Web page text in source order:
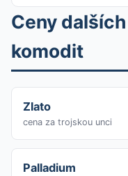
Ceny dalších
komodit
Zlato
cena za trojskou unci
Palladium